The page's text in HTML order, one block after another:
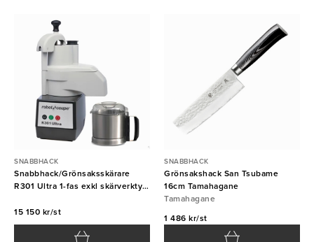
SNABBHACK
Snabbhack/Grönsaksskärare
R301 Ultra 1-fas exkl skärverktyg
15 150 kr/st
SNABBHACK
Grönsakshack San Tsubame
16cm Tamahagane
Tamahagane
1 486 kr/st